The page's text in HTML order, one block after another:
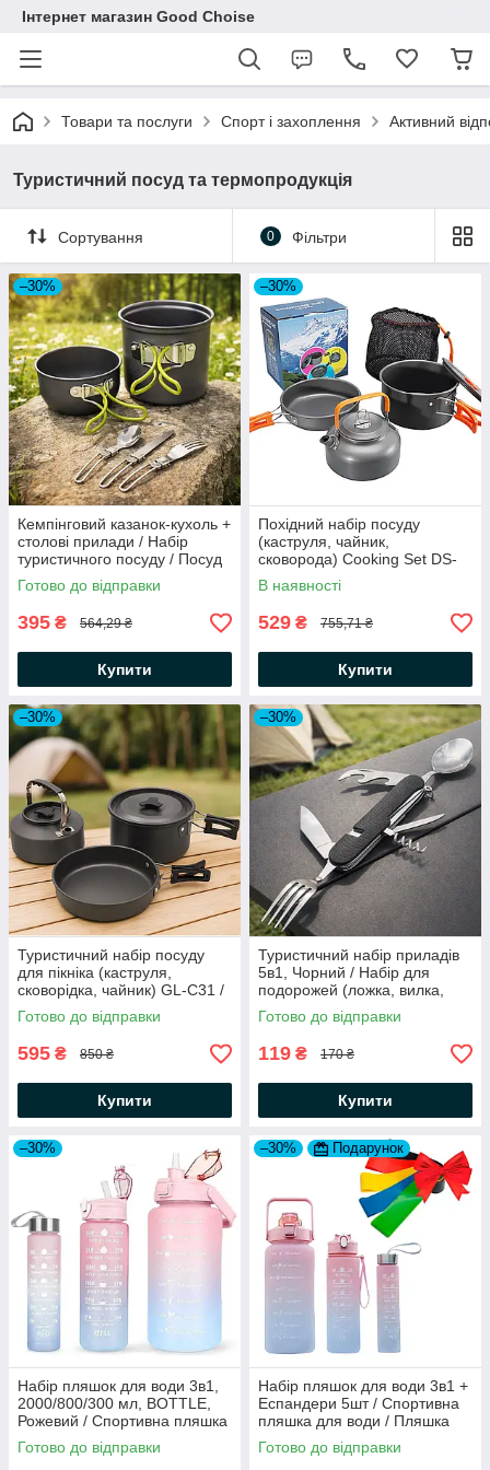
Інтернет магазин Good Choise
Товари та послуги Спорт і захоплення Активний
Туристичний посуд та термопродукція
Сортування 0 Фільтри
–30%
Кемпінговий казанок-кухоль +
столові прилади / Набір
туристичного посуду / Посуд
для кемпінгу
Готово до відправки
395 ₴ 564,29 ₴
Купити
–30%
Похідний набір посуду
(каструля, чайник,
сковорода) Cooking Set DS-
308 / Туристичний комплект
посуду
В наявності
529 ₴ 755,71 ₴
Купити
–30%
Туристичний набір посуду
для пікніка (каструля,
сковорідка, чайник) GL-C31 /
Посуд для кемпінгу
алюмінієвий
Готово до відправки
595 ₴ 850 ₴
Купити
–30%
Туристичний набір приладів
5в1, Чорний / Набір для
подорожей (ложка, вилка,
ніж, відкривачка та штопор)
Готово до відправки
119 ₴ 170 ₴
Купити
–30%
Набір пляшок для води 3в1,
2000/800/300 мл, BOTTLE,
Рожевий / Спортивна пляшка
для води / Пляшка для
спорту
Готово до відправки
–30% Подарунок
Набір пляшок для води 3в1 +
Еспандери 5шт / Спортивна
пляшка для води / Пляшка
для спорту
Готово до відправки